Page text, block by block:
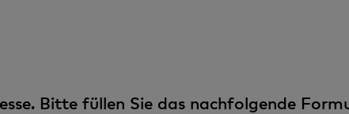
Bitte füllen Sie das nachfolgende